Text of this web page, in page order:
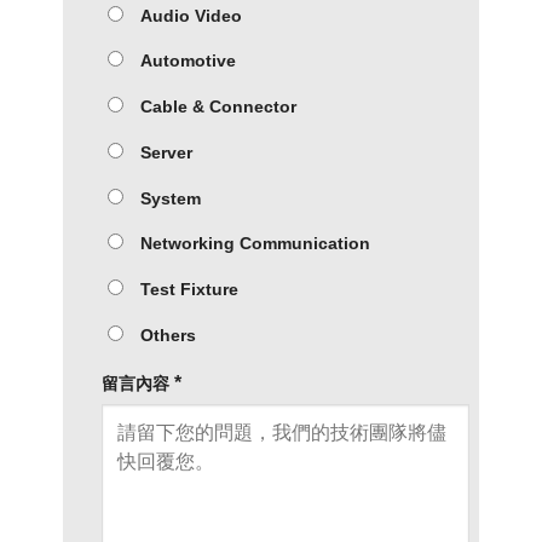
Audio Video
Automotive
Cable & Connector
Server
System
Networking Communication
Test Fixture
Others
留言內容*